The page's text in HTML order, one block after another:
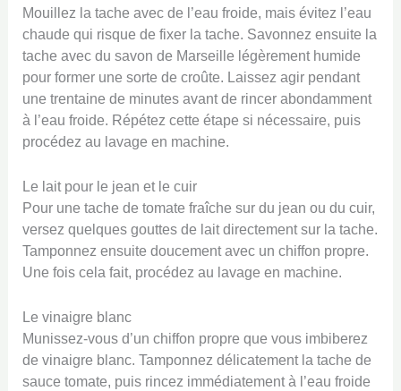
Mouillez la tache avec de l’eau froide, mais évitez l’eau
chaude qui risque de fixer la tache. Savonnez ensuite la
tache avec du savon de Marseille légèrement humide
pour former une sorte de croûte. Laissez agir pendant
une trentaine de minutes avant de rincer abondamment
à l’eau froide. Répétez cette étape si nécessaire, puis
procédez au lavage en machine.
Le lait pour le jean et le cuir
Pour une tache de tomate fraîche sur du jean ou du cuir,
versez quelques gouttes de lait directement sur la tache.
Tamponnez ensuite doucement avec un chiffon propre.
Une fois cela fait, procédez au lavage en machine.
Le vinaigre blanc
Munissez-vous d’un chiffon propre que vous imbiberez
de vinaigre blanc. Tamponnez délicatement la tache de
sauce tomate, puis rincez immédiatement à l’eau froide